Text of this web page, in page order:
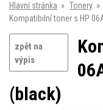
Hlavní stránka » Tonery »
Kompatibilní toner s HP
zpět na
výpis
(black)